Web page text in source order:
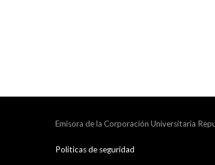
Emisora de la Corporación Universitaria
Politicas de seguridad